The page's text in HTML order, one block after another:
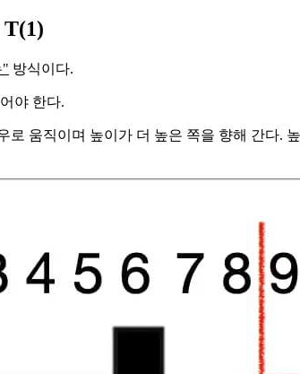
T(1)
" 방식이다.
야 한다.
로 움직이며 높이가 더 높은 쪽을 향해 간다.